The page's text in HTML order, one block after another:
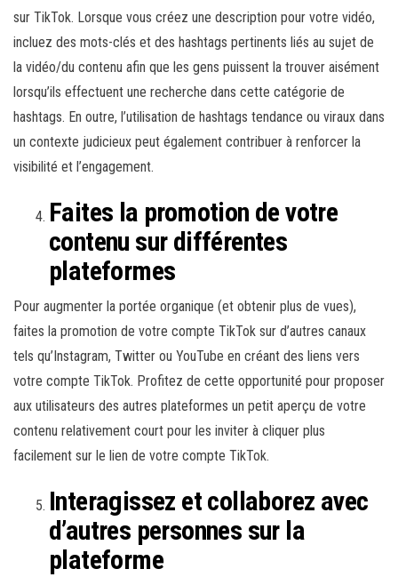
sur TikTok. Lorsque vous créez une description pour votre vidéo,
incluez des mots-clés et des hashtags pertinents liés au sujet de
la vidéo/du contenu afin que les gens puissent la trouver aisément
lorsqu’ils effectuent une recherche dans cette catégorie de
hashtags. En outre, l’utilisation de hashtags tendance ou viraux dans
un contexte judicieux peut également contribuer à renforcer la
visibilité et l’engagement.
Faites la promotion de votre
contenu sur différentes
plateformes
Pour augmenter la portée organique (et obtenir plus de vues),
faites la promotion de votre compte TikTok sur d’autres canaux
tels qu’Instagram, Twitter ou YouTube en créant des liens vers
votre compte TikTok. Profitez de cette opportunité pour proposer
aux utilisateurs des autres plateformes un petit aperçu de votre
contenu relativement court pour les inviter à cliquer plus
facilement sur le lien de votre compte TikTok.
Interagissez et collaborez avec
d’autres personnes sur la
plateforme